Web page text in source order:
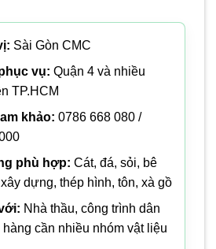
Sài Gòn CMC
vụ: Quận 4 và nhiều
TP.HCM
khảo: 0786 668 080 /
phù hợp: Cát, đá, sỏi, bê
dựng, thép hình, tôn, xà gồ
Nhà thầu, công trình dân
cần nhiều nhóm vật liệu